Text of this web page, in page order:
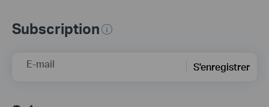
Subscription
E-mail S'enregistrer